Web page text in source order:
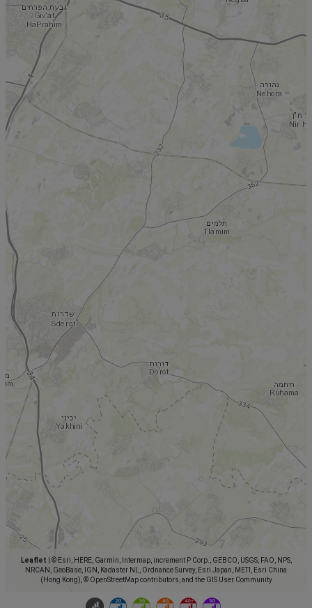
Leaflet
© Esri, HERE, Garmin, Intermap, increment P Corp., GEBCO, USGS, FAO, NPS,
NRCAN, GeoBase, IGN, Kadaster NL, Ordnance Survey, Esri Japan, METI, Esri China
(Hong Kong), © OpenStreetMap contributors, and the GIS User Community